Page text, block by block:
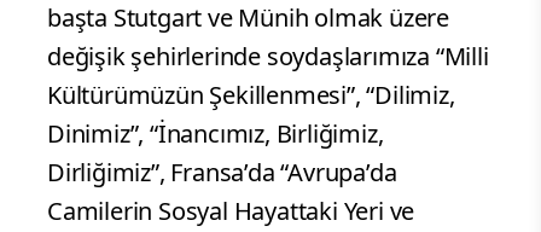
başta Stutgart ve Münih olmak üzere
değişik şehirlerinde soydaşlarımıza “Milli
Kültürümüzün Şekillenmesi”, “Dilimiz,
Dinimiz”, “İnancımız, Birliğimiz,
Dirliğimiz”, Fransa’da “Avrupa’da
Camilerin Sosyal Hayattaki Yeri ve